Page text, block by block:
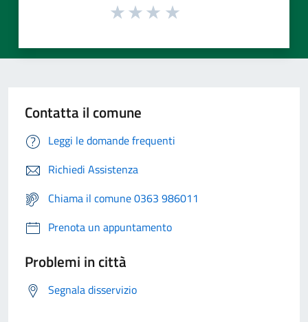
Contatta il comune
Leggi le domande frequenti
Richiedi Assistenza
Chiama il comune 0363 986011
Prenota un appuntamento
Problemi in città
Segnala disservizio